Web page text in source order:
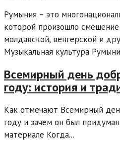
Румыния – это
которой произошло
молдавской, венгерской и
Музыкальная культура
Всемирный день
году: история и
Как отмечают Всемирный
году и зачем он был
материале Когда...